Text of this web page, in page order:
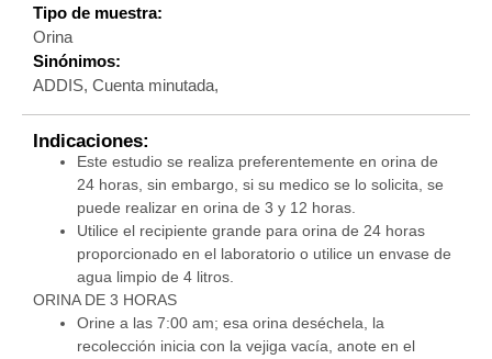
Tipo de muestra:
Orina
Sinónimos:
ADDIS, Cuenta minutada,
Indicaciones:
Este estudio se realiza preferentemente en orina de
24 horas, sin embargo, si su medico se lo solicita, se
puede realizar en orina de 3 y 12 horas.
Utilice el recipiente grande para orina de 24 horas
proporcionado en el laboratorio o utilice un envase de
agua limpio de 4 litros.
ORINA DE 3 HORAS
Orine a las 7:00 am; esa orina deséchela, la
recolección inicia con la vejiga vacía, anote en el